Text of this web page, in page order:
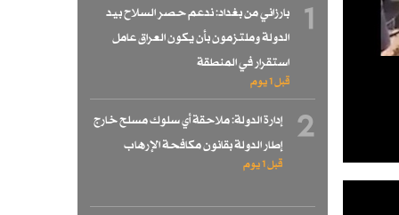
1
بارزاني من بغداد: ندعم حصر السلاح بيد
الدولة وملتزمون بأن يكون العراق عامل
استقرار في المنطقة
قبل 1 یوم
2
إدارة الدولة: ملاحقة أي سلوك مسلح خارج
إطار الدولة بقانون مكافحة الإرهاب
قبل 1 یوم